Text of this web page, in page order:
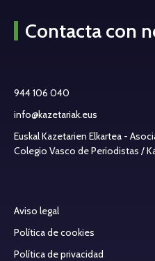
Contacta con
944 106 040
info@kazetariak.eus
Euskal Kazetarien Elkartea -
Colegio Vasco de Periodistas /
Aviso legal
Política de cookies
Política de privacidad